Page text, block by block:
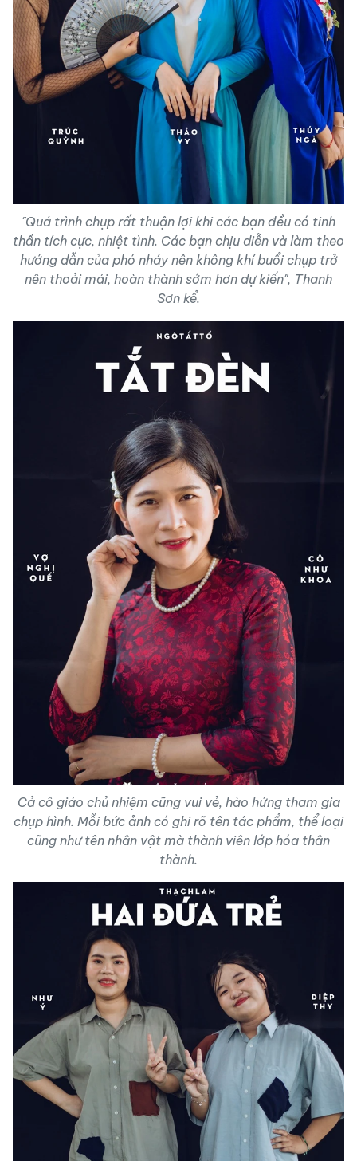
"Quá trình chụp rất thuận lợi khi các bạn đều có tinh
thần tích cực, nhiệt tình. Các bạn chịu diễn và làm theo
hướng dẫn của phó nháy nên không khí buổi chụp trở
nên thoải mái, hoàn thành sớm hơn dự kiến", Thanh
Sơn kể.
Cả cô giáo chủ nhiệm cũng vui vẻ, hào hứng tham gia
chụp hình. Mỗi bức ảnh có ghi rõ tên tác phẩm, thể loại
cũng như tên nhân vật mà thành viên lớp hóa thân
thành.